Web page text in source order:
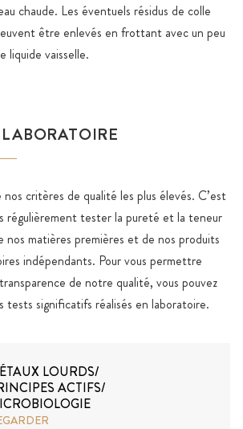
chaude. Les éventuels résidus de colle
être enlevés en frottant avec un peu
liquide vaisselle.
critères de qualité les plus élevés. C’est
régulièrement tester la pureté et la teneur
nos matières premières et de nos produits
indépendants. Pour vous permettre
de notre qualité, vous pouvez
tests significatifs réalisés en laboratoire.
LOURDS/
ACTIFS/